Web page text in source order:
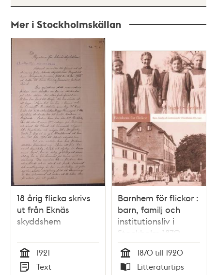
Mer i Stockholmskällan
poster
och
teman
18 årig flicka skrivs
ut från Eknäs
skyddshem
Tid
1921
Text
Barnhem för flickor :
barn, familj och
institutionsliv i
Stockholm 1870-
1920 / Ingrid
Söderlind
Tid
1870 till 1920
Litteraturtips